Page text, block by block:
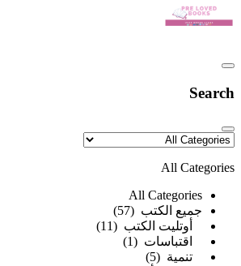
Search
All Categories
All Categories
جميع الكتب (57)
أوتليت الكتب (11)
اقتباسات (1)
تنمية (5)